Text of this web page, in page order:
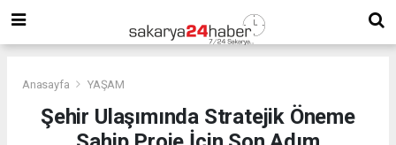
Anasayfa YAŞAM
Şehir Ulaşımında Stratejik Öneme